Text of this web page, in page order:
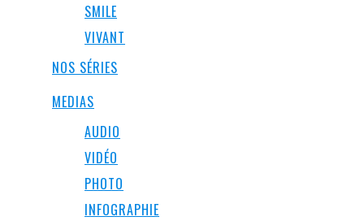
SMILE
VIVANT
NOS SÉRIES
MEDIAS
AUDIO
VIDÉO
PHOTO
INFOGRAPHIE